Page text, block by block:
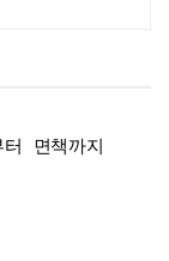
면책까지